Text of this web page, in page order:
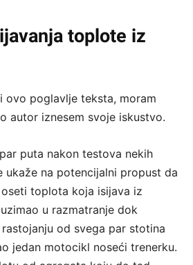
toplote iz
ovo poglavlje teksta, moram
autor iznesem svoje iskustvo.
puta nakon testova nekih
ukaže na potencijalni propust da
toplota koja isijava iz
u razmatranje dok
od svega par stotina
jedan motocikl noseći trenerku.